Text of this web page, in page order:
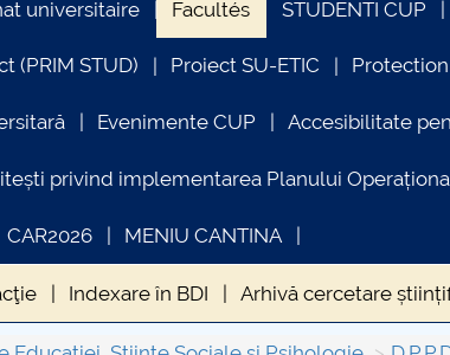
universitaire Facultés STUDENTI CUP
(PRIM STUD) Proiect SU-ETIC
Evenimente CUP Accesibilitate
privind implementarea Planului
CAR2026 MENIU CANTINA
Indexare în BDI Arhivă cercetare